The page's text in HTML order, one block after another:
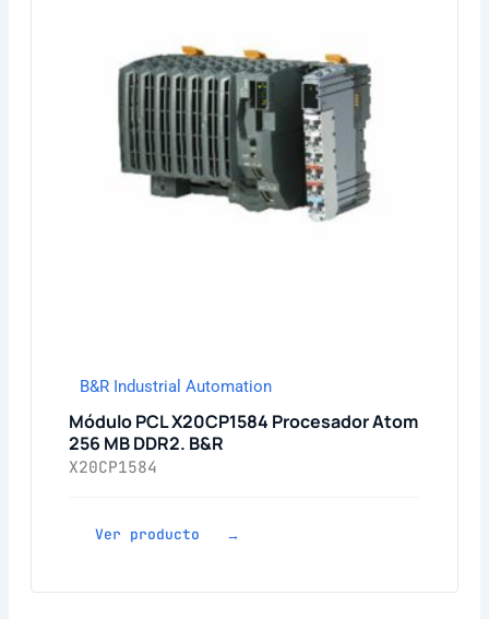
B&R Industrial Automation
Módulo PCL X20CP1584 Procesador Atom
256 MB DDR2. B&R
X20CP1584
Ver producto →